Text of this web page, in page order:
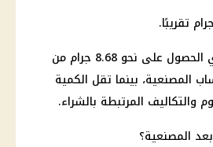
وبذلك يستطيع المشتري الحصول على نحو 8.68 جرام من
قبل احتساب المصنعية، بينما تقل الكمية
والتكاليف المرتبطة بالشراء.
بعد المصنعية؟